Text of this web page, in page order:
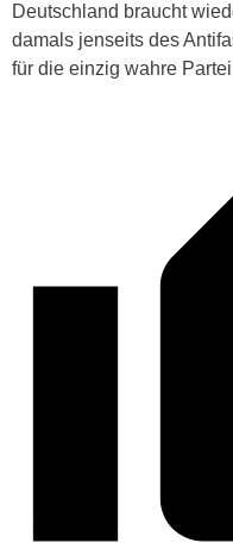
Deutschland braucht
damals jenseits des
für die einzig wahre